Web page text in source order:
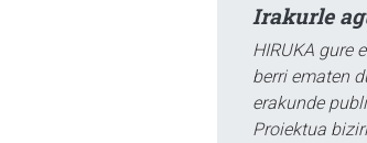
Irakurle
HIRUKA gure
berri ematen
erakunde
Proiektua